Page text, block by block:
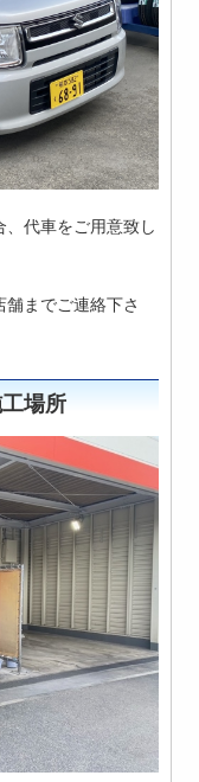
、代車をご用意致し
までご連絡下さ
場所